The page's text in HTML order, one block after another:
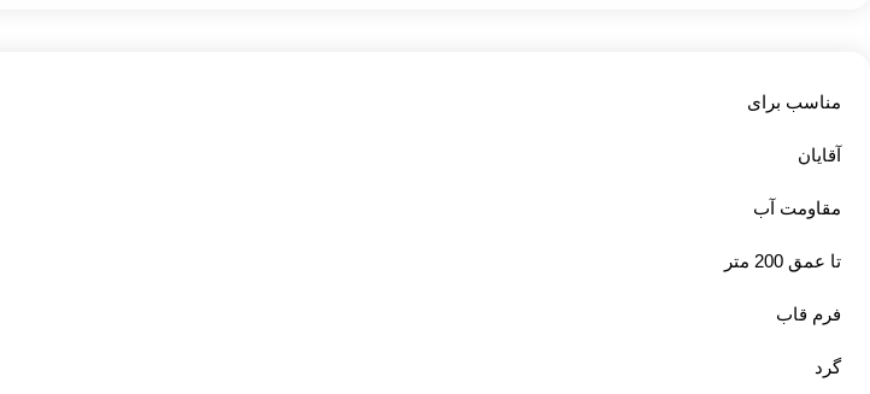
مناسب برای
آقایان
مقاومت آب
تا عمق 200 متر
فرم قاب
گرد